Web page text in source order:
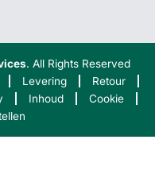
. All Rights Reserved
Levering
Retour
Inhoud
Cookie